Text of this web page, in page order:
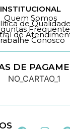
INSTITUCIONAL
Quem Somos
de Qualidade
de
Conosco
DE